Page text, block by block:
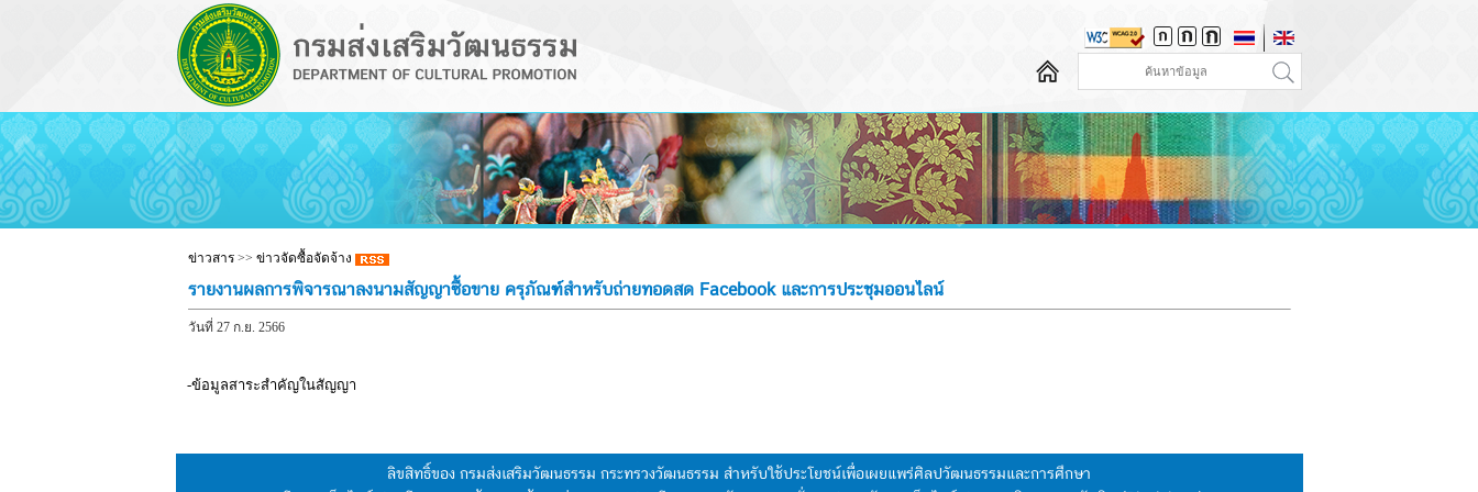
ข่าวสาร >> ข่าวจัดซื้อจัดจ้าง
รายงานผลการพิจารณาลงนามสัญญาซื้อขาย ครุภัณฑ์สำหรับถ่ายทอดสด Facebook และการประชุมออนไลน์
วันที่ 27 ก.ย. 2566
-ข้อมูลสาระสำคัญในสัญญา
ลิขสิทธิ์ของ กรมส่งเสริมวัฒนธรรม กระทรวงวัฒนธรรม สำหรับใช้ประโยชน์เพื่อเผยแพร่ศิลปวัฒนธรรมและการศึกษา